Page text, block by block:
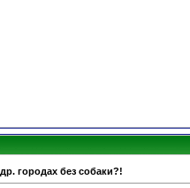
городах без собаки?!